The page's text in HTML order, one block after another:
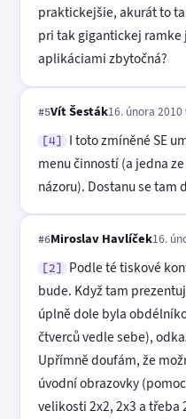
praktickejšie, akurát to
pri tak gigantickej
aplikáciami zbytočná?
#5Vít Šesták16. února 2010
[4]
I toto zmíněné SE
menu činností (a jedna
názoru). Dostanu se
#6Miroslav Havlíček16.
[2]
Podle té tiskové
bude. Když tam
úplně dole byla
čtverců vedle sebe),
Upřímně doufám, že
úvodní obrazovky
velikosti 2x2, 2x3 a třeba